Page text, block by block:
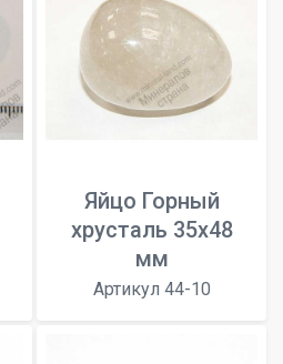
Яйцо Горный
хрусталь 35х48
мм
Артикул 44-10